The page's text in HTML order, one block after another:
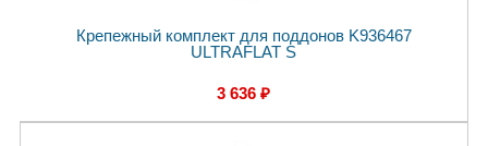
Крепежный комплект для поддонов K936467
ULTRAFLAT S
3 636 ₽